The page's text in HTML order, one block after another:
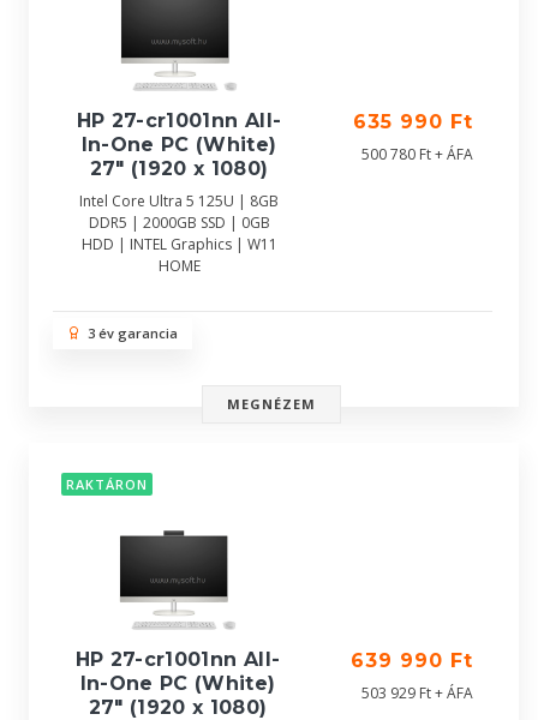
HP 27-cr1001nn All-
In-One PC (White)
27" (1920 x 1080)
Intel Core Ultra 5 125U | 8GB
DDR5 | 2000GB SSD | 0GB
HDD | INTEL Graphics | W11
HOME
635 990 Ft
500 780 Ft + ÁFA
3 év garancia
MEGNÉZEM
RAKTÁRON
HP 27-cr1001nn All-
In-One PC (White)
27" (1920 x 1080)
639 990 Ft
503 929 Ft + ÁFA